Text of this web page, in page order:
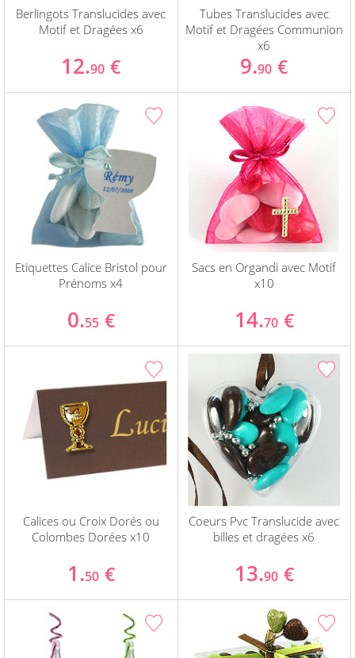
Berlingots Translucides avec
Motif et Dragées x6
12.90 €
Tubes Translucides avec
Motif et Dragées Communion
x6
9.90 €
Etiquettes Calice Bristol pour
Prénoms x4
0.55 €
Sacs en Organdi avec Motif
x10
14.70 €
Calices ou Croix Dorés ou
Colombes Dorées x10
1.50 €
Coeurs Pvc Translucide avec
billes et dragées x6
13.90 €